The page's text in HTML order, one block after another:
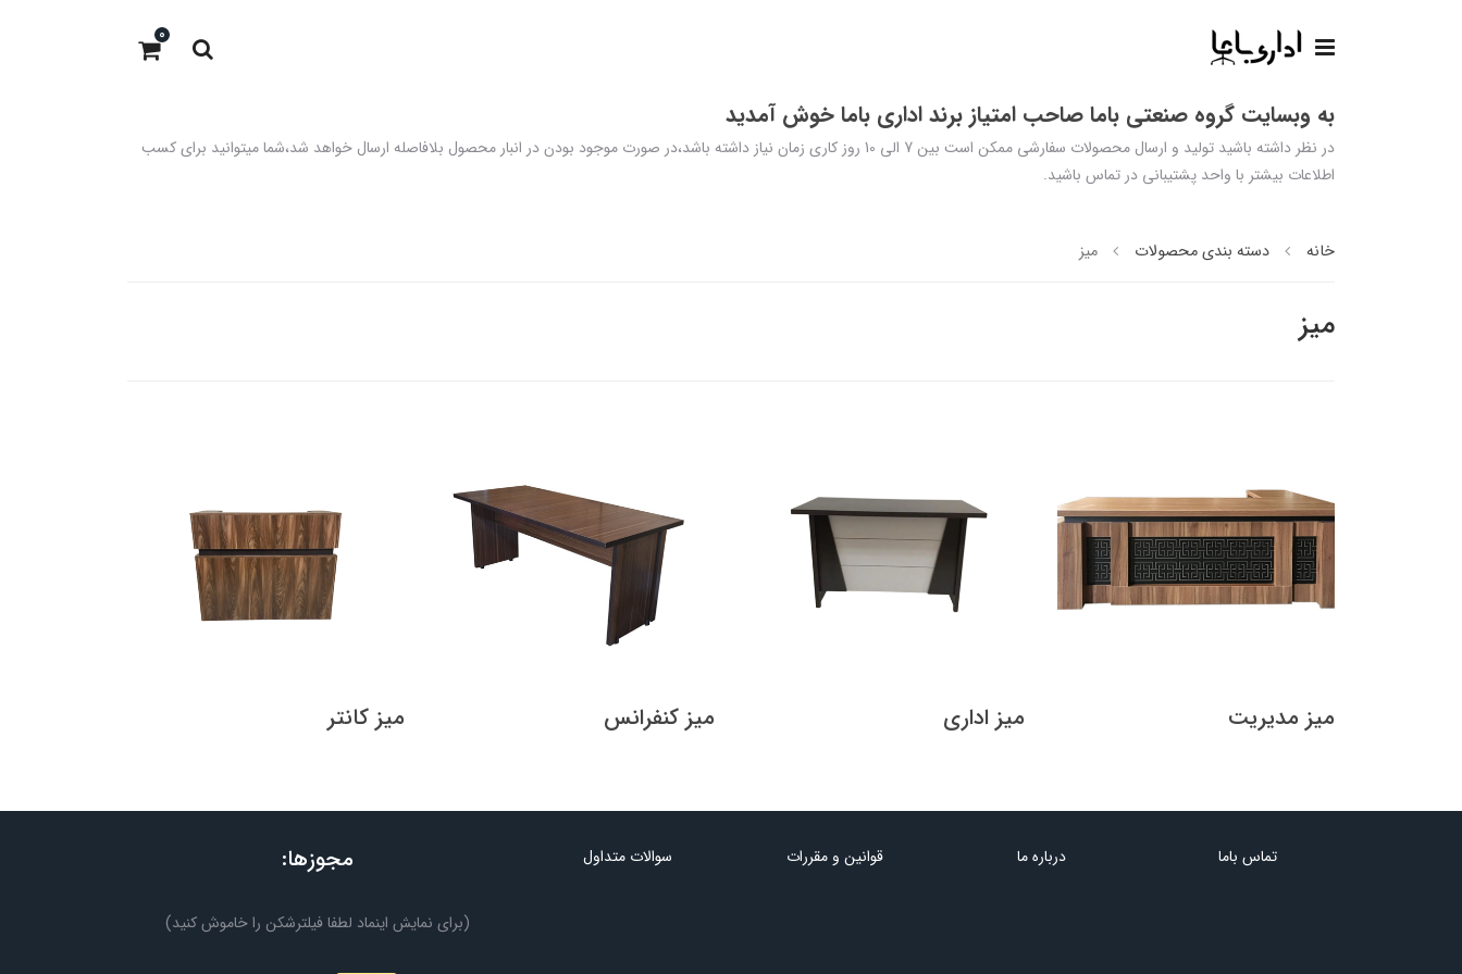
به وبسایت گروه صنعتی باما صاحب امتیاز برند اداری باما خوش آمدید
در نظر داشته باشید تولید و ارسال محصولات سفارشی ممکن است بین 7 الی 10 روز کاری زمان نیاز داشته باشد،در صورت موجود بودن در انبار محصول بلافاصله ارسال خواهد شد،شما میتوانید برای کسب
اطلاعات بیشتر با واحد پشتیبانی در تماس باشید.
0
خانه دسته بندی محصولات میز
میز
میز مدیریت میز اداری میز کنفرانس میز کانتر
تماس باما درباره ما قوانین و مقررات سوالات متداول مجوزها:
(برای نمایش اینماد لطفا فیلترشکن را خاموش کنید)